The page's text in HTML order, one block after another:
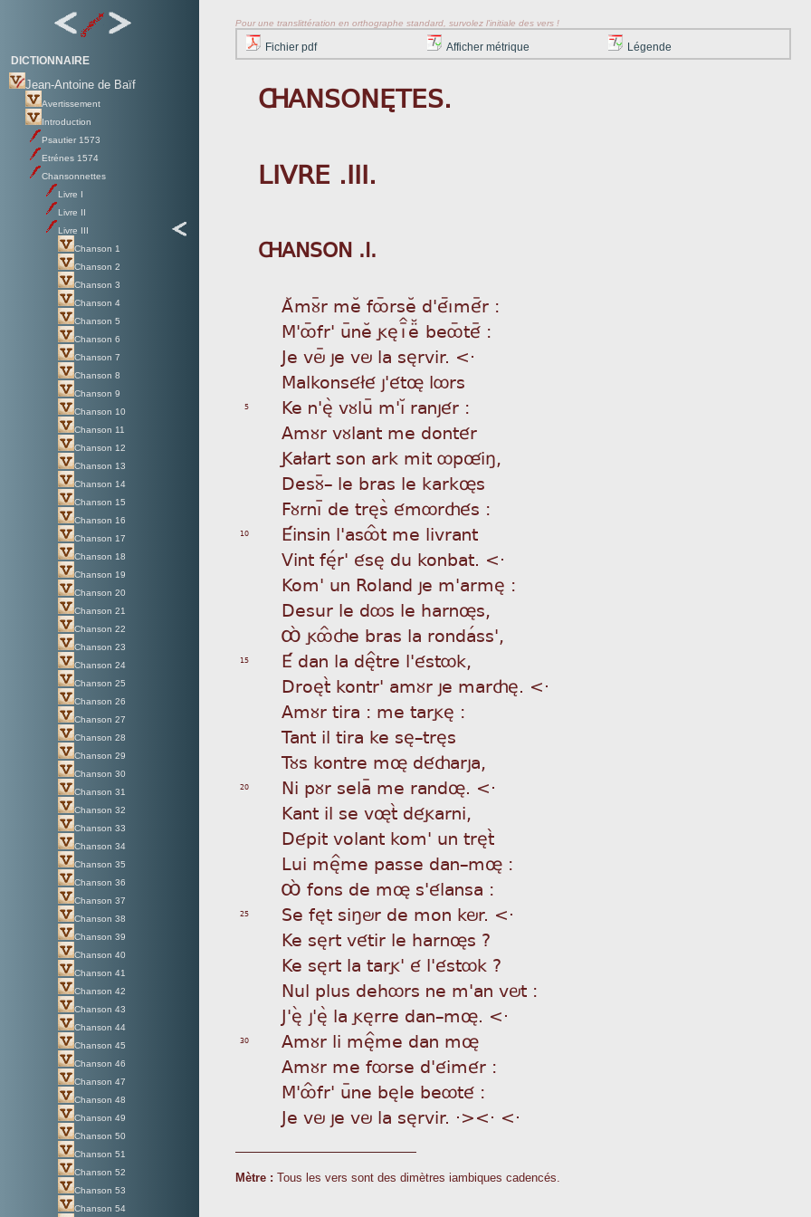
DICTIONNAIRE
Jean-Antoine de Baïf
Avertissement
Introduction
Psautier 1573
Etrénes 1574
Chansonnettes
Livre I
Livre II
Livre III
Chanson 1
Chanson 2
Chanson 3
Chanson 4
Chanson 5
Chanson 6
Chanson 7
Chanson 8
Chanson 9
Chanson 10
Chanson 11
Chanson 12
Chanson 13
Chanson 14
Chanson 15
Chanson 16
Chanson 17
Chanson 18
Chanson 19
Chanson 20
Chanson 21
Chanson 22
Chanson 23
Chanson 24
Chanson 25
Chanson 26
Chanson 27
Chanson 28
Chanson 29
Chanson 30
Chanson 31
Chanson 32
Chanson 33
Chanson 34
Chanson 35
Chanson 36
Chanson 37
Chanson 38
Chanson 39
Chanson 40
Chanson 41
Chanson 42
Chanson 43
Chanson 44
Chanson 45
Chanson 46
Chanson 47
Chanson 48
Chanson 49
Chanson 50
Chanson 51
Chanson 52
Chanson 53
Chanson 54
Pour une translittération en orthographe standard, survolez l'initiale des vers !
Fichier pdf Afficher métrique Légende
ÇANSONÈTES.
LIVRE .III.
ÇANSON .I.
AÂmùÿr meÂ fôýrseÂ d'éìýméÿr :
M'ôýfr' uÿneÂ gèÍÏeÜ beôýtéÿ :
Je vöÿ je vö la sèrvir. <·
Malkonsé£é j'étø lôrs
5 Ke n'èã vùluÿ m'ìÁ ranjér :
Amùr vùlant me dontér
Ga£art son ark mit ôpûiñ,
Desùÿ_ le bras le karkøs
Fùrnìþ de trèsã émôrçés :
10 Éinsin l'asôÎt me livrant
Vint fèÌr' ésè du konbat. <·
Kom' un Roland je m'armè :
Desur le dôs le harnøs,
Ôá gôÎçe bras la rondaÌss',
15 É dan la dè^tre l'éstôk,
Droètã kontr' amùr je marçè. <·
Amùr tira : me targè :
Tant il tira ke sè_très
Tùs kontre mø déçarja,
20 Ni pùr selaÿ me randø. <·
Kant il se vøtã dégarni,
Dépit volant kom' un trètã
Lui mè^me passe dan_mø :
Ôá fons de mø s'élansa :
25 Se fèt siñör de mon kör. <·
Ke sèrt vétir le harnøs ?
Ke sèrt la targ' é l'éstôk ?
Nul plus dehôrs ne m'an vöt :
J'èá j'èã la gèrre dan_mø. <·
30 Amùr li mè^me dan mø
Amùr me fôrse d'éimér :
M'ôÎfr' uÿne bèle beôté :
Je vö je vö la sèrvir. ·><· <·
Mètre : Tous les vers sont des dimètres iambiques cadencés.